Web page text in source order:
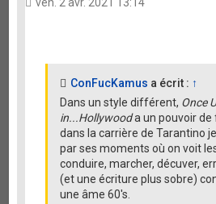
ConFucKamus a écrit : ↑
Dans un style différent, Once
in...Hollywooda un pouvoir
dans la carrière de Tarantino
par ses moments où on voit
conduire, marcher, décuver,
(et une écriture plus sobre)
une âme 60's.